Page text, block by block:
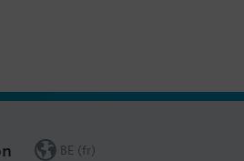
BE (fr)